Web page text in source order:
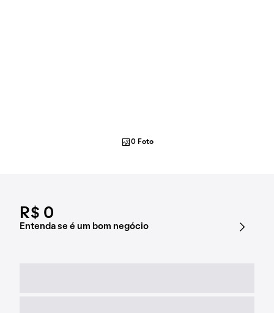
R$ 0
Entenda se é um bom negócio
0 Foto